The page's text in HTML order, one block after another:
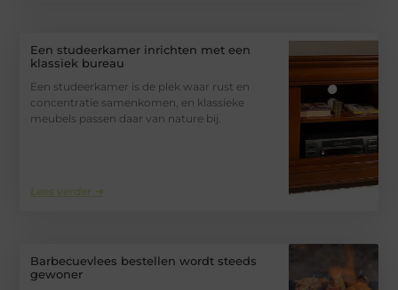
Een studeerkamer inrichten met een
klassiek bureau
Een studeerkamer is de plek waar rust en
concentratie samenkomen, en klassieke
meubels passen daar van nature bij.
Lees verder ➜
Barbecuevlees bestellen wordt steeds
gewoner